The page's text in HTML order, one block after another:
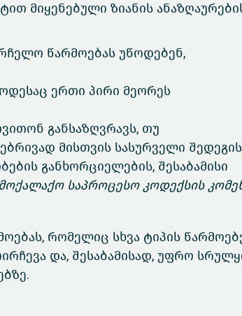
მიყენებული ზიანის
წარმოებას უწოდებენ,
ერთი პირი მეორეს
განსაზღვრავს, თუ
მისთვის სასურველი
განხორციელების, შესაბამისი
საპროცესო კოდექსის
რომელიც სხვა ტიპის
და, შესაბამისად, უფრო